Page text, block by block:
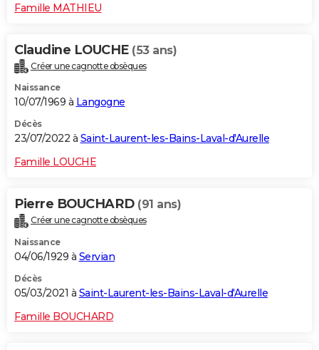
Famille MATHIEU
Claudine LOUCHE (53 ans)
Créer une cagnotte obsèques
Naissance
10/07/1969 à Langogne
Décès
23/07/2022 à Saint-Laurent-les-Bains-Laval-d'Aurelle
Famille LOUCHE
Pierre BOUCHARD (91 ans)
Créer une cagnotte obsèques
Naissance
04/06/1929 à Servian
Décès
05/03/2021 à Saint-Laurent-les-Bains-Laval-d'Aurelle
Famille BOUCHARD